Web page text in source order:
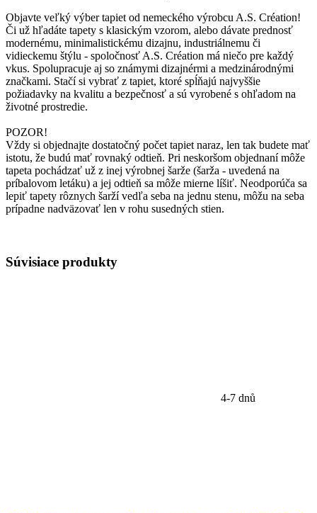
Objavte veľký výber tapiet od nemeckého výrobcu A.S. Création!
Či už hľadáte tapety s klasickým vzorom, alebo dávate prednosť
modernému, minimalistickému dizajnu, industriálnemu či
vidieckemu štýlu - spoločnosť A.S. Création má niečo pre každý
vkus. Spolupracuje aj so známymi dizajnérmi a medzinárodnými
značkami. Stačí si vybrať z tapiet, ktoré spĺňajú najvyššie
požiadavky na kvalitu a bezpečnosť a sú vyrobené s ohľadom na
životné prostredie.
POZOR!
Vždy si objednajte dostatočný počet tapiet naraz, len tak budete mať
istotu, že budú mať rovnaký odtieň. Pri neskoršom objednaní môže
tapeta pochádzať už z inej výrobnej šarže (šarža - uvedená na
príbalovom letáku) a jej odtieň sa môže mierne líšiť. Neodporúča sa
lepiť tapety rôznych šarží vedľa seba na jednu stenu, môžu na seba
prípadne nadväzovať len v rohu susedných stien.
Súvisiace produkty
4-7 dnů